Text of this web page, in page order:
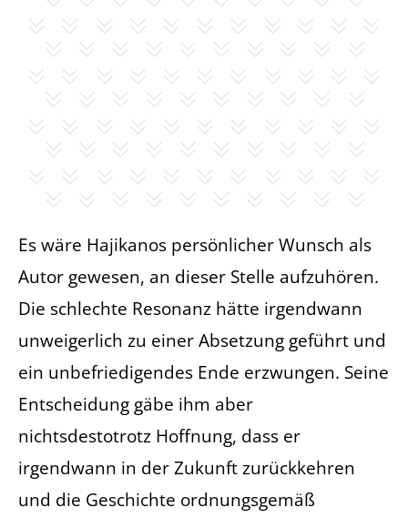
Es wäre Hajikanos persönlicher Wunsch als
Autor gewesen, an dieser Stelle aufzuhören.
Die schlechte Resonanz hätte irgendwann
unweigerlich zu einer Absetzung geführt und
ein unbefriedigendes Ende erzwungen. Seine
Entscheidung gäbe ihm aber
nichtsdestotrotz Hoffnung, dass er
irgendwann in der Zukunft zurückkehren
und die Geschichte ordnungsgemäß